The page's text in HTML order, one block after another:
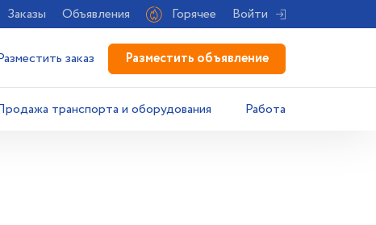
Заказы Объявления Горячее Войти
заказ Разместить объявление
транспорта и оборудования Работа